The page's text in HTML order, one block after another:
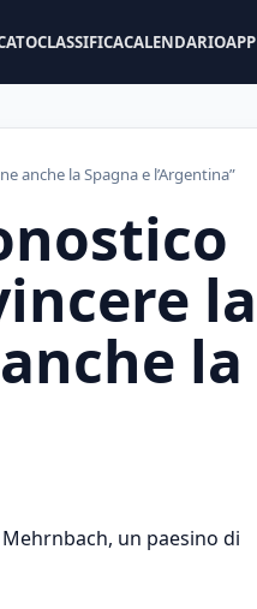
CLASSIFICACALENDARIOAPP
anche la Spagna e l’Argentina”
la
la
un paesino di